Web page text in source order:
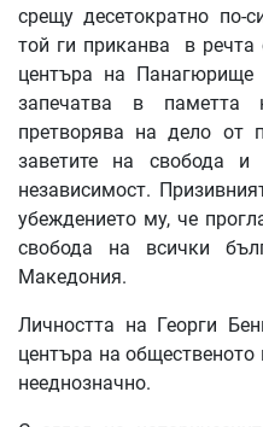
срещу десетократно по-
той ги приканва в речта
центъра на
запечатва в паметта
претворява на дело от
заветите на свобода и
независимост.
убеждението му, че
свобода на всички
Македония.
Личността на Георги
центъра на
нееднозначно.